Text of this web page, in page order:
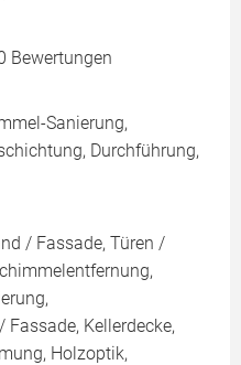
Bewertungen
Sanierung,
Durchführung,
/ Fassade, Türen /
Kellerdecke,
Holzoptik,